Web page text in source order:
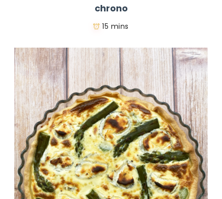
chrono
15 mins